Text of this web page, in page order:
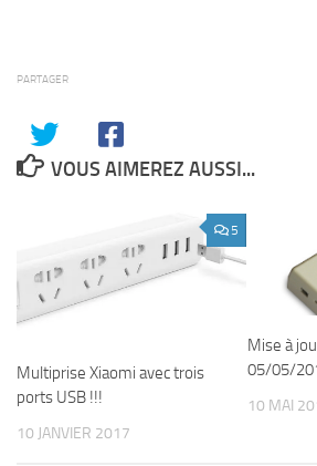
PARTAGER
VOUS AIMEREZ AUSSI...
5
Multiprise Xiaomi avec trois
ports USB !!!
10 JANVIER 2017
Mise à
05/05/
10 MAI